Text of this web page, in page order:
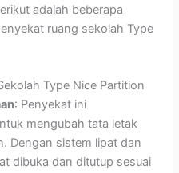
adalah beberapa
ruang sekolah Type
Type Nice Partition
: Penyekat ini
mengubah tata letak
Dengan sistem lipat dan
dibuka dan ditutup sesuai